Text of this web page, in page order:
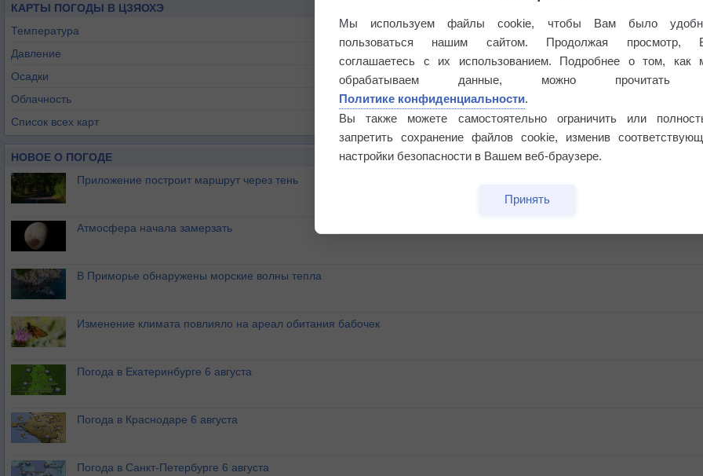
КАРТЫ ПОГОДЫ В ЦЗЯОХЭ
Температура
Давление
Осадки
Облачность
Список всех карт
НОВОЕ О ПОГОДЕ
Приложение построит маршрут через тень
Атмосфера начала замерзать
В Приморье обнаружены морские волны тепла
Изменение климата повлияло на ареал обитания бабочек
Погода в Екатеринбурге 6 августа
Погода в Краснодаре 6 августа
Погода в Санкт-Петербурге 6 августа
Мы используем файлы cookie, чтобы Вам было
пользоваться нашим сайтом. Продолжая просмотр,
соглашаетесь с их использованием. Подробнее о том, как
обрабатываем данные, можно прочитать
Политике конфиденциальности.
Вы также можете самостоятельно ограничить или
запретить сохранение файлов cookie, изменив
настройки безопасности в Вашем веб-браузере.
Принять